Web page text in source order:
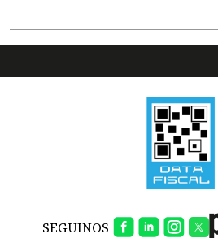
SEGUINOS